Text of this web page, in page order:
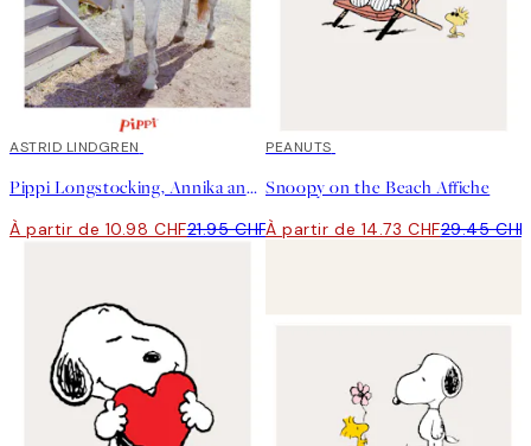
50%*
ASTRID LINDGREN
Pippi Longstocking, Annika and Tommy Affiche
À partir de 10.98 CHF21.95 CHF
50%*
PEANUTS
Snoopy on the Beach Affiche
À partir de 14.73 CHF29.45 CHF